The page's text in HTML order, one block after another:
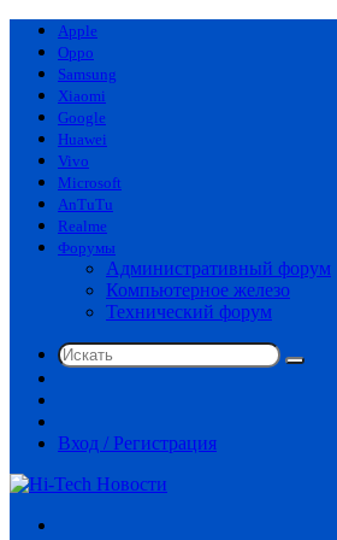
Apple
Oppo
Samsung
Xiaomi
Google
Huawei
Vivo
Microsoft
AnTuTu
Realme
Форумы
Административный форум
Компьютерное железо
Технический форум
Искать
статья
Вход / Регистрация